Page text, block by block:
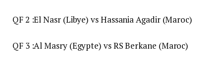
QF 2 :El Nasr (Libye) vs Hassania Agadir (Maroc)
QF 3 :Al Masry (Egypte) vs RS Berkane (Maroc)